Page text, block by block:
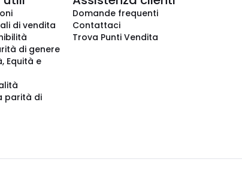
di vendita
di genere
Equità e
parità di
Domande frequenti
Contattaci
Trova Punti Vendita